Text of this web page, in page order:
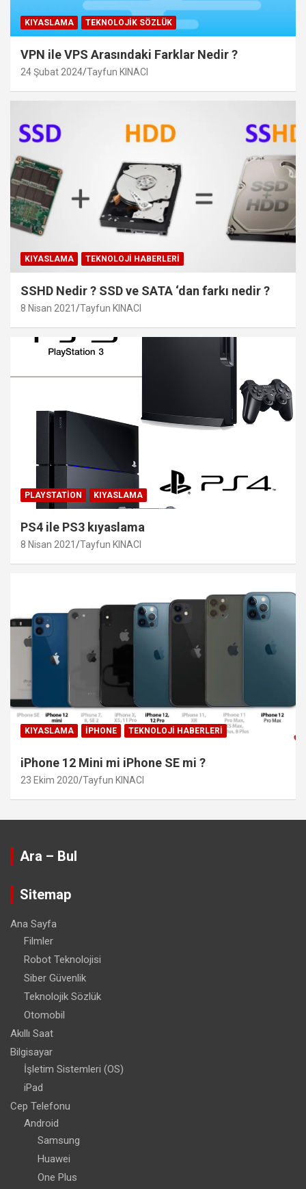
KIYASLAMA TEKNOLOJIK SÖZLÜK
VPN ile VPS Arasındaki Farklar Nedir ?
24 Şubat 2024 Tayfun KINACI
KIYASLAMA TEKNOLOJI HABERLERI
SSHD Nedir ? SSD ve SATA ‘dan farkı nedir ?
8 Nisan 2021 Tayfun KINACI
PLAYSTATION KIYASLAMA
PS4 ile PS3 kıyaslama
8 Nisan 2021 Tayfun KINACI
KIYASLAMA IPHONE TEKNOLOJI HABERLERI
iPhone 12 Mini mi iPhone SE mi ?
23 Ekim 2020 Tayfun KINACI
Ara – Bul
Sitemap
Ana Sayfa
Filmler
Robot Teknolojisi
Siber Güvenlik
Teknolojik Sözlük
Otomobil
Akıllı Saat
Bilgisayar
İşletim Sistemleri (OS)
iPad
Cep Telefonu
Android
Samsung
Huawei
One Plus